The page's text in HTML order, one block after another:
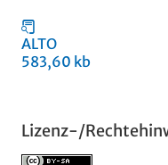
ALTO
583,60 kb
Lizenz-/